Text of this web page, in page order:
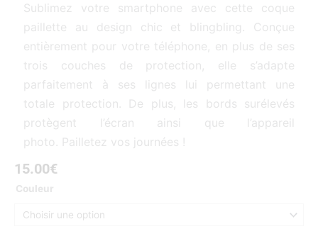
Sublimez votre smartphone avec cette coque
paillette au design chic et blingbling. Conçue
entièrement pour votre téléphone, en plus de ses
trois couches de protection, elle s’adapte
parfaitement à ses lignes lui permettant une
totale protection. De plus, les bords surélevés
protègent l’écran ainsi que l’appareil
photo. Pailletez vos journées !
15.00€
Couleur
quantité
coque